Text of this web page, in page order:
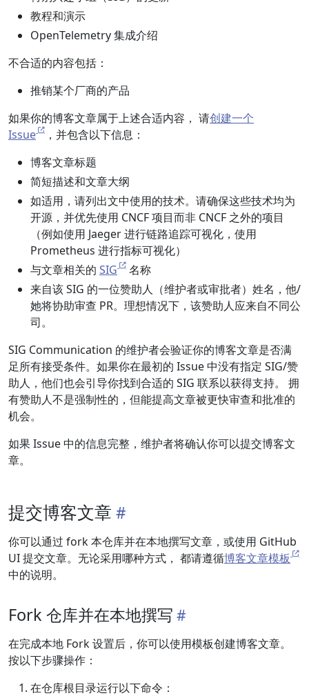
教程和演示
OpenTelemetry 集成介绍
不合适的内容包括：
推销某个厂商的产品
如果你的博客文章属于上述合适内容， 请创建一个
Issue
，并包含以下信息：
博客文章标题
简短描述和文章大纲
如适用，请列出文中使用的技术。请确保这些技术均为
开源，并优先使用 CNCF 项目而非 CNCF 之外的项目
（例如使用 Jaeger 进行链路追踪可视化，使用
Prometheus 进行指标可视化）
与文章相关的 SIG
名称
来自该 SIG 的一位赞助人（维护者或审批者）姓名，他/
她将协助审查 PR。理想情况下，该赞助人应来自不同公
司。
SIG Communication 的维护者会验证你的博客文章是否满
足所有接受条件。如果你在最初的 Issue 中没有指定 SIG/赞
助人，他们也会引导你找到合适的 SIG 联系以获得支持。 拥
有赞助人不是强制性的，但能提高文章被更快审查和批准的
机会。
如果 Issue 中的信息完整，维护者将确认你可以提交博客文
章。
提交博客文章
你可以通过 fork 本仓库并在本地撰写文章，或使用 GitHub
UI 提交文章。无论采用哪种方式， 都请遵循博客文章模板
中的说明。
Fork 仓库并在本地撰写
在完成本地 Fork 设置后，你可以使用模板创建博客文章。
按以下步骤操作：
在仓库根目录运行以下命令：